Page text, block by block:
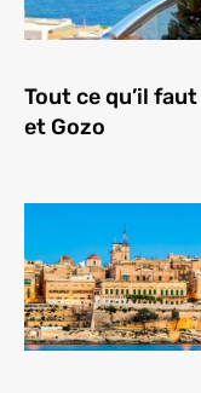
Tout ce qu’il
et Gozo